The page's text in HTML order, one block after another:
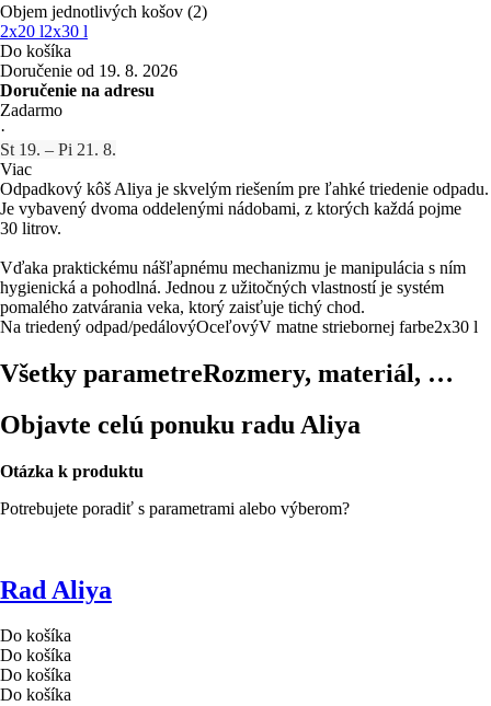
Objem jednotlivých košov (2)
2x20 l2x30 l
Do košíka
Doručenie od 19. 8. 2026
Doručenie na adresu
Zadarmo
·
St 19. – Pi 21. 8.
Viac
Odpadkový kôš Aliya je skvelým riešením pre ľahké triedenie odpadu.
Je vybavený dvoma oddelenými nádobami, z ktorých každá pojme
30 litrov.
Vďaka praktickému nášľapnému mechanizmu je manipulácia s ním
hygienická a pohodlná. Jednou z užitočných vlastností je systém
pomalého zatvárania veka, ktorý zaisťuje tichý chod.
Na triedený odpad/pedálovýOceľovýV matne striebornej farbe2x30 l
Všetky parametreRozmery, materiál, …
Objavte celú ponuku radu Aliya
Otázka k produktu
Potrebujete poradiť s parametrami alebo výberom?
Rad Aliya
Do košíka
Do košíka
Do košíka
Do košíka